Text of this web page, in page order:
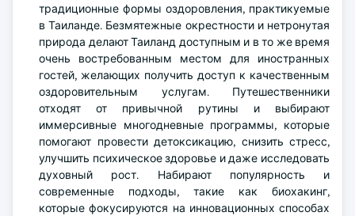
традиционные формы оздоровления, практикуемые
в Таиланде. Безмятежные окрестности и нетронутая
природа делают Таиланд доступным и в то же время
очень востребованным местом для иностранных
гостей, желающих получить доступ к качественным
оздоровительным услугам. Путешественники
отходят от привычной рутины и выбирают
иммерсивные многодневные программы, которые
помогают провести детоксикацию, снизить стресс,
улучшить психическое здоровье и даже исследовать
духовный рост. Набирают популярность и
современные подходы, такие как биохакинг,
которые фокусируются на инновационных способах